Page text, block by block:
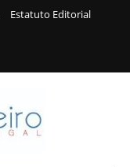
Estatuto Editorial